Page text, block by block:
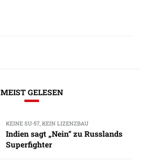
MEIST GELESEN
KEINE SU-57, KEIN LIZENZBAU
Indien sagt „Nein“ zu Russlands
Superfighter